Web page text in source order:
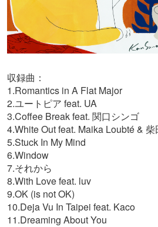
収録曲：
1.Romantics in A Flat Major
2.ユートピア feat. UA
3.Coffee Break feat. 関口シンゴ
4.White Out feat. Maika Loubté & 柴
5.Stuck In My Mind
6.Window
7.それから
8.With Love feat. luv
9.OK (is not OK)
10.Deja Vu In Taipei feat. Kaco
11.Dreaming About You